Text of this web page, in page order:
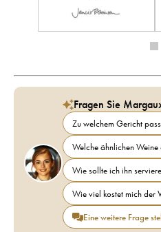
Fragen Sie
Zu welchem Gericht
Welche ähnlichen Weine
Wie sollte ich ihn
Wie viel kostet mich der
Eine weitere Frage